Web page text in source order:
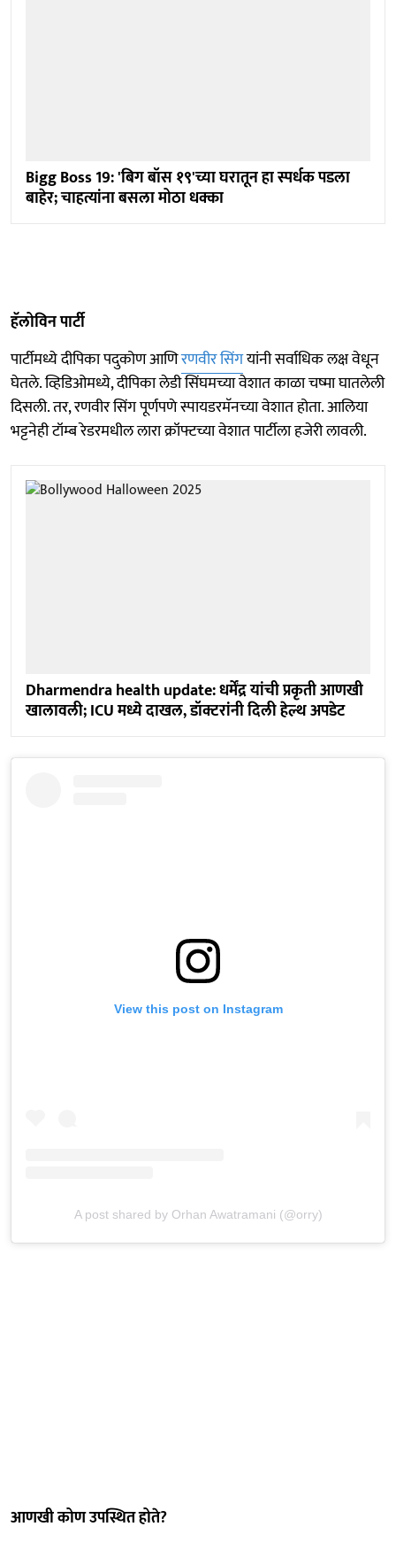
Bigg Boss 19: 'बिग बॉस १९'च्या घरातून हा स्पर्धक पडला
बाहेर; चाहत्यांना बसला मोठा धक्का
हॅलोविन पार्टी
पार्टीमध्ये दीपिका पदुकोण आणिरणवीर सिंगयांनी सर्वाधिक लक्ष वेधून
घेतले. व्हिडिओमध्ये, दीपिका लेडी सिंघमच्या वेशात काळा चष्मा घातलेली
दिसली. तर, रणवीर सिंग पूर्णपणे स्पायडरमॅनच्या वेशात होता. आलिया
भट्टनेही टॉम्ब रेडरमधील लारा क्रॉफ्टच्या वेशात पार्टीला हजेरी लावली.
Dharmendra health update: धर्मेंद्र यांची प्रकृती आणखी
खालावली; ICU मध्ये दाखल, डॉक्टरांनी दिली हेल्थ अपडेट
View this post on Instagram
A post shared by Orhan Awatramani (@orry)
आणखी कोण उपस्थित होते?